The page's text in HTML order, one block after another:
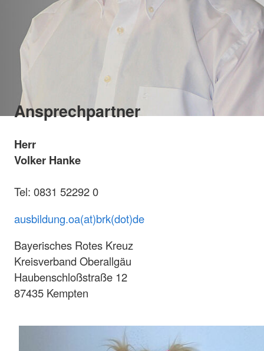
Ansprechpartner
Herr
Volker Hanke
Tel: 0831 52292 0
ausbildung.oa(at)brk(dot)de
Bayerisches Rotes Kreuz
Kreisverband Oberallgäu
Haubenschloßstraße 12
87435 Kempten